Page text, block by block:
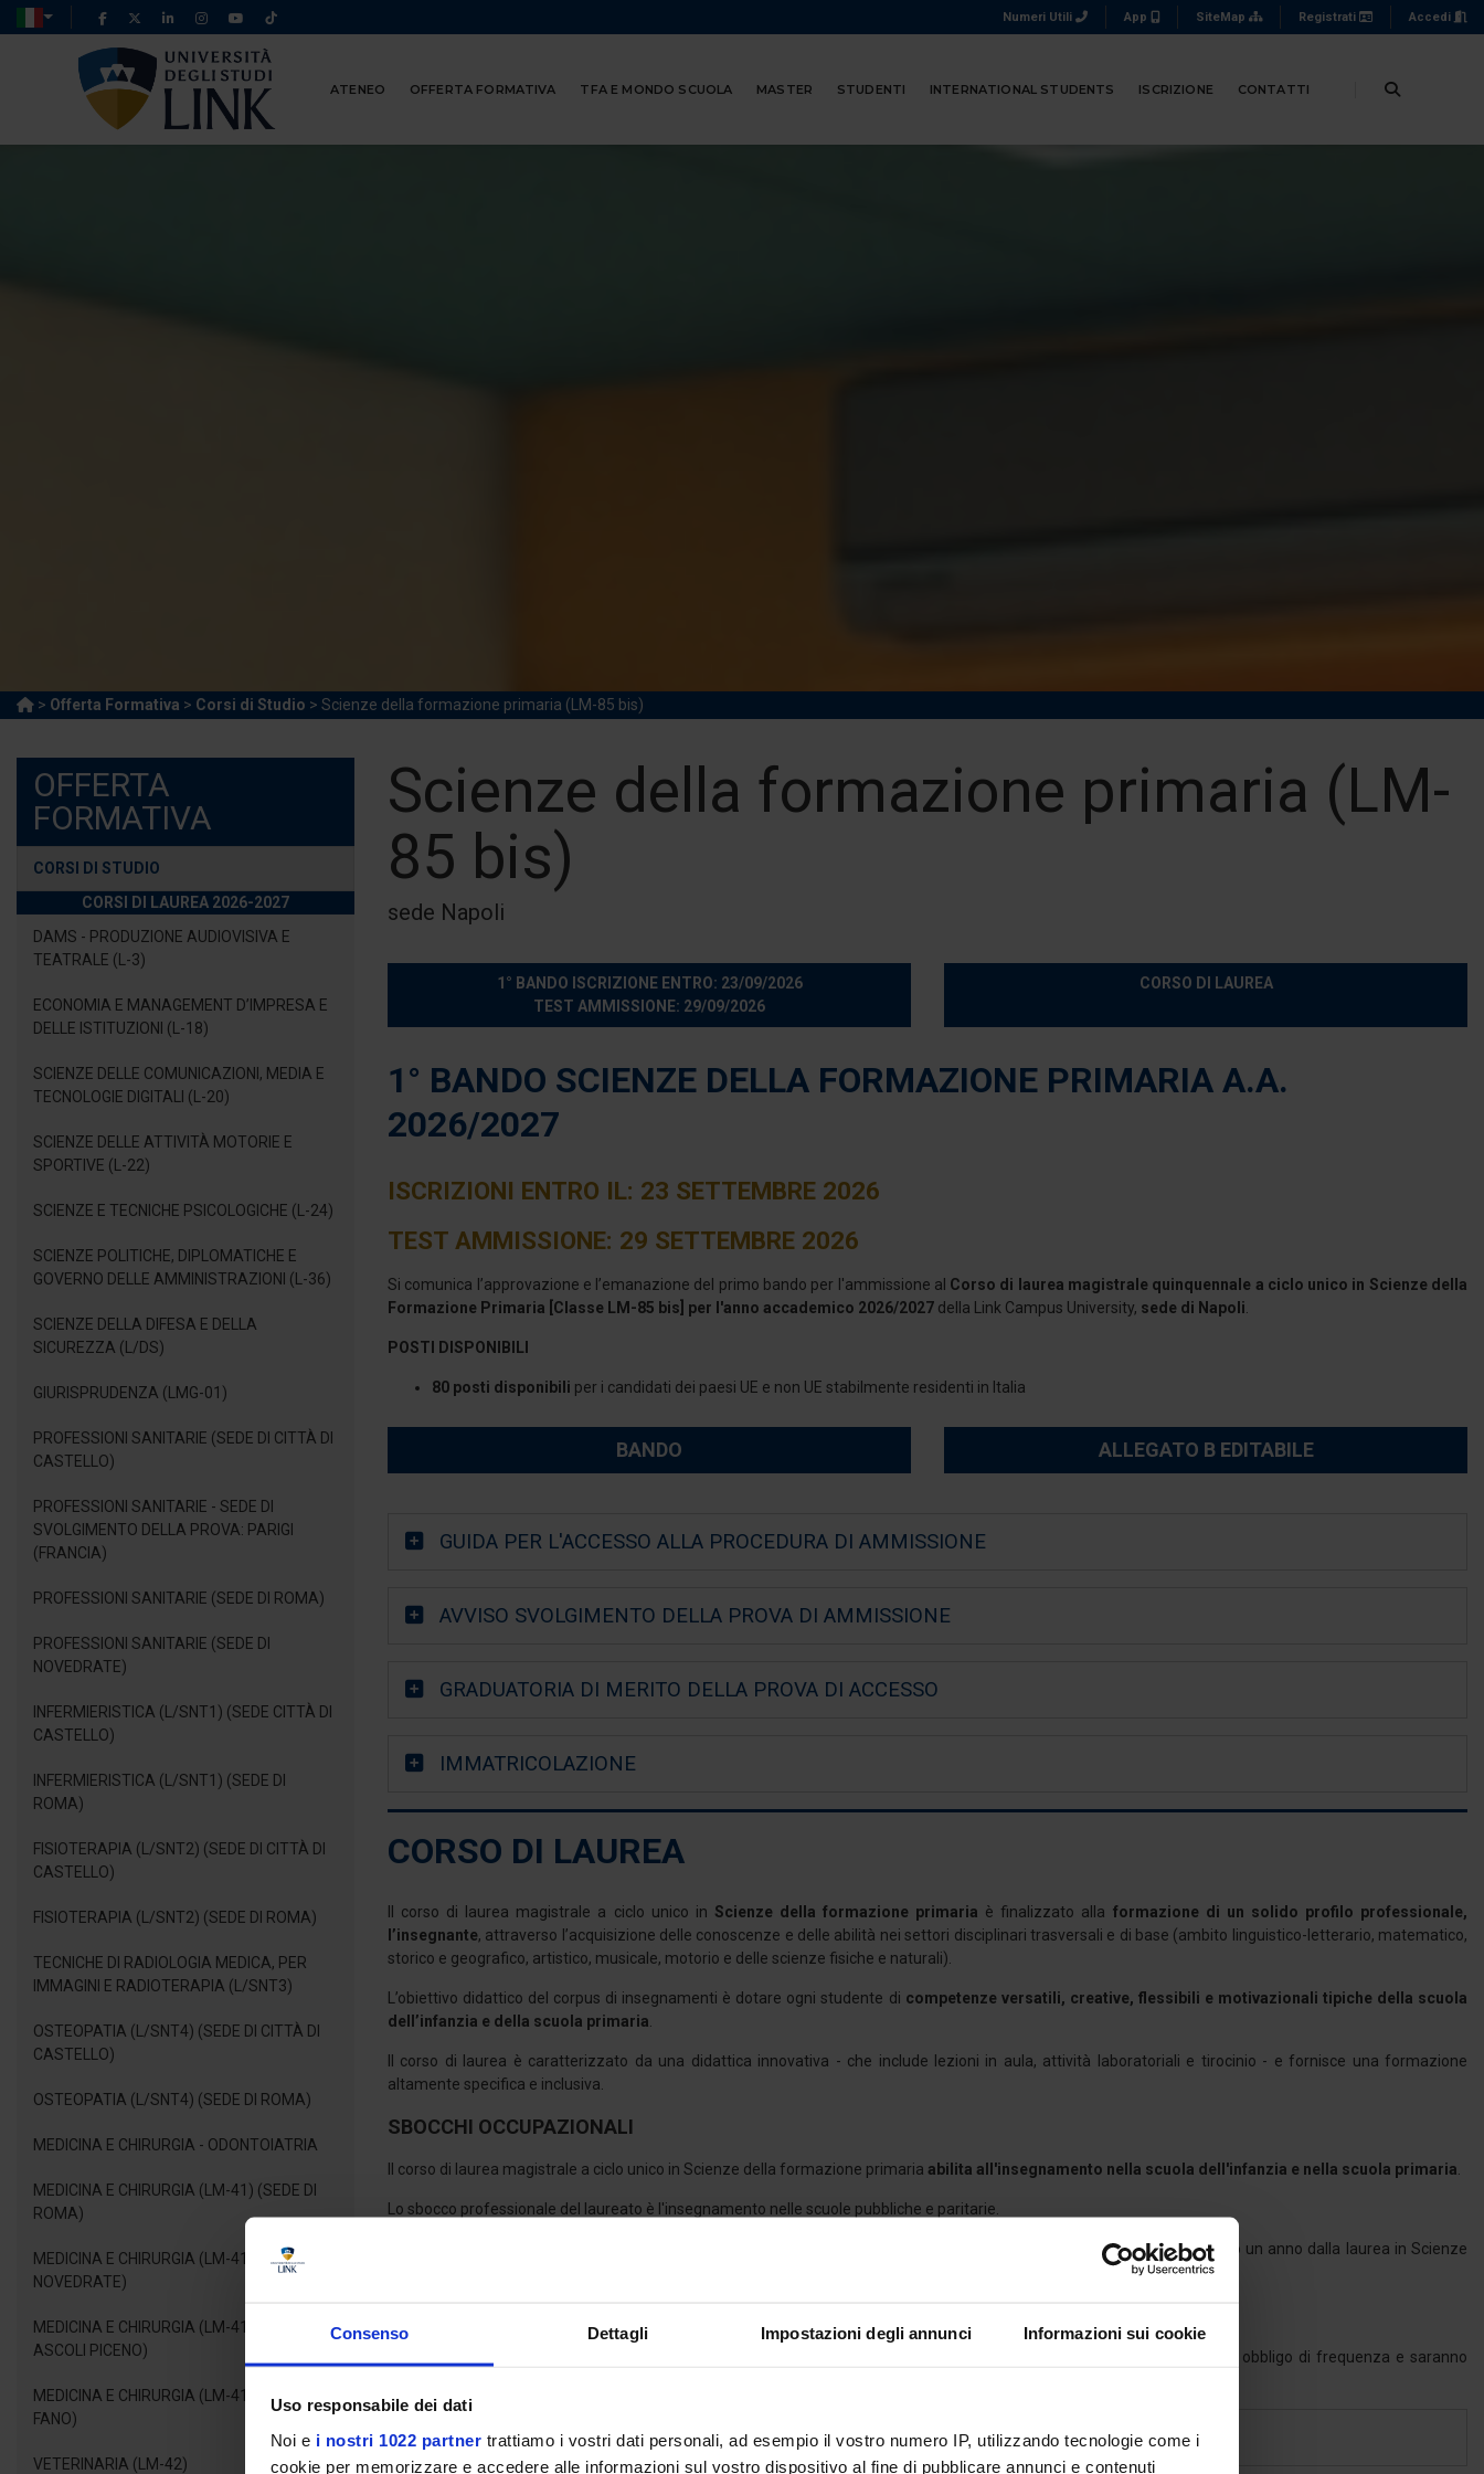
Consenso Dettagli Impostazioni degli annunci Informazioni sui cookie
Uso responsabile dei dati
Noi e i nostri 1022 partner trattiamo i vostri dati personali, ad esempio il vostro numero IP, utilizzando tecnologie come i
cookie per memorizzare e accedere alle informazioni sul vostro dispositivo al fine di pubblicare annunci e contenuti
Numeri Utili App SiteMap Registrati Accedi
ATENEO OFFERTA FORMATIVA TFA E MONDO SCUOLA MASTER STUDENTI INTERNATIONAL STUDENTS ISCRIZIONE CONTATTI
> Offerta Formativa > Corsi di Studio > Scienze della formazione primaria (LM-85 bis)
OFFERTA
FORMATIVA
CORSI DI STUDIO
CORSI DI LAUREA 2026-2027
DAMS - PRODUZIONE AUDIOVISIVA E
TEATRALE (L-3)
ECONOMIA E MANAGEMENT D’IMPRESA E
DELLE ISTITUZIONI (L-18)
SCIENZE DELLE COMUNICAZIONI, MEDIA E
TECNOLOGIE DIGITALI (L-20)
SCIENZE DELLE ATTIVITÀ MOTORIE E
SPORTIVE (L-22)
SCIENZE E TECNICHE PSICOLOGICHE (L-24)
SCIENZE POLITICHE, DIPLOMATICHE E
GOVERNO DELLE AMMINISTRAZIONI (L-36)
SCIENZE DELLA DIFESA E DELLA
SICUREZZA (L/DS)
GIURISPRUDENZA (LMG-01)
PROFESSIONI SANITARIE (SEDE DI CITTÀ DI
CASTELLO)
PROFESSIONI SANITARIE - SEDE DI
SVOLGIMENTO DELLA PROVA: PARIGI
(FRANCIA)
PROFESSIONI SANITARIE (SEDE DI ROMA)
PROFESSIONI SANITARIE (SEDE DI
NOVEDRATE)
INFERMIERISTICA (L/SNT1) (SEDE CITTÀ DI
CASTELLO)
INFERMIERISTICA (L/SNT1) (SEDE DI
ROMA)
FISIOTERAPIA (L/SNT2) (SEDE DI CITTÀ DI
CASTELLO)
FISIOTERAPIA (L/SNT2) (SEDE DI ROMA)
TECNICHE DI RADIOLOGIA MEDICA, PER
IMMAGINI E RADIOTERAPIA (L/SNT3)
OSTEOPATIA (L/SNT4) (SEDE DI CITTÀ DI
CASTELLO)
OSTEOPATIA (L/SNT4) (SEDE DI ROMA)
MEDICINA E CHIRURGIA - ODONTOIATRIA
MEDICINA E CHIRURGIA (LM-41) (SEDE DI
ROMA)
MEDICINA E CHIRURGIA (LM-41) (SEDE DI
NOVEDRATE)
MEDICINA E CHIRURGIA (LM-41) (SEDE DI
ASCOLI PICENO)
MEDICINA E CHIRURGIA (LM-41) (SEDE DI
FANO)
VETERINARIA (LM-42)
Scienze della formazione primaria (LM-
85 bis)
sede Napoli
1° BANDO ISCRIZIONE ENTRO: 23/09/2026
TEST AMMISSIONE: 29/09/2026
CORSO DI LAUREA
1° BANDO SCIENZE DELLA FORMAZIONE PRIMARIA A.A.
2026/2027
ISCRIZIONI ENTRO IL: 23 SETTEMBRE 2026
TEST AMMISSIONE: 29 SETTEMBRE 2026
Si comunica l’approvazione e l’emanazione del primo bando per l'ammissione al Corso di laurea magistrale quinquennale a ciclo unico in Scienze della
Formazione Primaria [Classe LM-85 bis] per l'anno accademico 2026/2027 della Link Campus University, sede di Napoli
POSTI DISPONIBILI
80 posti disponibili per i candidati dei paesi UE e non UE stabilmente residenti in Italia
BANDO ALLEGATO B EDITABILE
GUIDA PER L'ACCESSO ALLA PROCEDURA DI AMMISSIONE
AVVISO SVOLGIMENTO DELLA PROVA DI AMMISSIONE
GRADUATORIA DI MERITO DELLA PROVA DI ACCESSO
IMMATRICOLAZIONE
CORSO DI LAUREA
Il corso di laurea magistrale a ciclo unico in Scienze della formazione primaria è finalizzato alla formazione di un solido profilo professionale,
l’insegnante, attraverso l’acquisizione delle conoscenze e delle abilità nei settori disciplinari trasversali e di base (ambito linguistico-letterario, matematico,
storico e geografico, artistico, musicale, motorio e delle scienze fisiche e naturali).
L’obiettivo didattico del corpus di insegnamenti è dotare ogni studente di competenze versatili, creative, flessibili e motivazionali tipiche della scuola
dell’infanzia e della scuola primaria
Il corso di laurea è caratterizzato da una didattica innovativa - che include lezioni in aula, attività laboratoriali e tirocinio - e fornisce una formazione
altamente specifica e inclusiva.
SBOCCHI OCCUPAZIONALI
Il corso di laurea magistrale a ciclo unico in Scienze della formazione primaria abilita all'insegnamento nella scuola dell'infanzia e nella scuola primaria
Lo sbocco professionale del laureato è l'insegnamento nelle scuole pubbliche e paritarie.
Dai dati offerti da AlmaLaurea risulta una percentuale molto alta (circa il 90%) di inserimento nel mondo del lavoro dopo un anno dalla laurea in Scienze
La frequenza alle lezioni frontali degli insegnamenti non è obbligatoria, ma è vivamente consigliata. I laboratori hanno obbligo di frequenza e saranno
RAPPRESENTANTE DEGLI STUDENTI